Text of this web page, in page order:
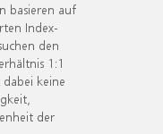
basieren auf
Index-
den
1:1
keine
der